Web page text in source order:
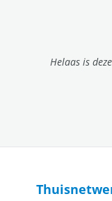
Helaas is